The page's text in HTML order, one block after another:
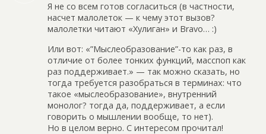
Я не со всем готов согласиться (в частности,
насчет малолеток — к чему этот вызов?
малолетки читают «Хулиган» и Bravo… :)
Или вот: «”Мыслеобразование”-то как раз, в
отличие от более тонких функций, масспоп как
раз поддерживает.» — так можно сказать, но
тогда требуется разобраться в терминах: что
такое «мыслеобразование», внутренний
монолог? тогда да, поддерживает, а если
говорить о мышлении вообще, то нет).
Но в целом верно. С интересом прочитал!